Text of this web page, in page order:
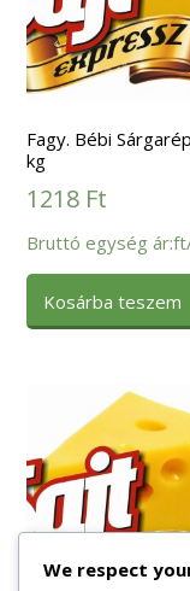
Fagy. Bébi
kg
1218 Ft
Bruttó egység
Kosárba teszem
We respect